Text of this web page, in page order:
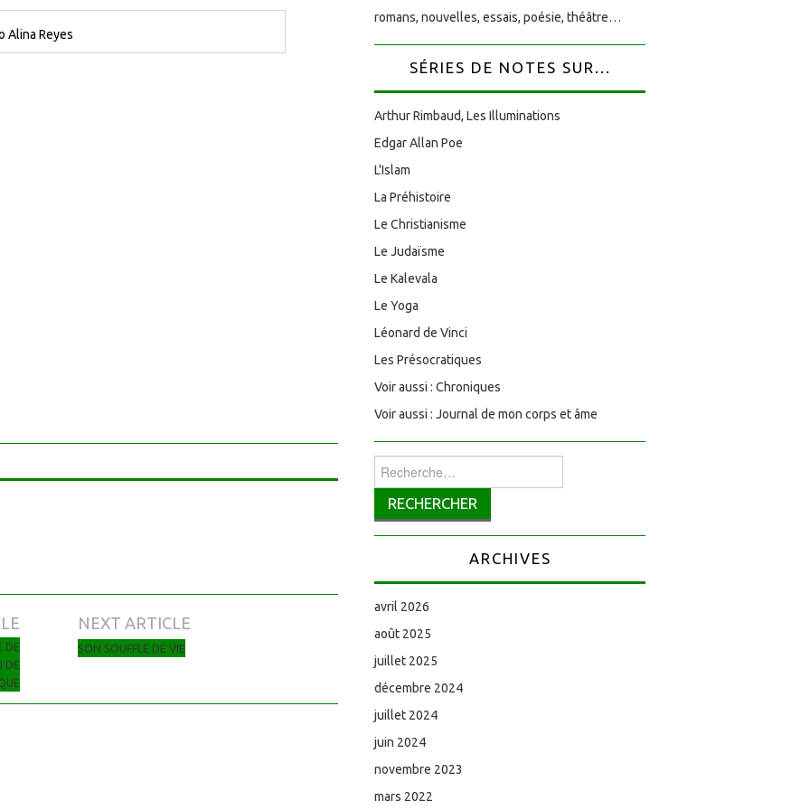
Alina Reyes
DE
DE
NEXT ARTICLE
SON SOUFFLE DE VIE
romans, nouvelles, essais, poésie, théâtre…
SÉRIES DE NOTES SUR...
Arthur Rimbaud, Les Illuminations
Edgar Allan Poe
L'Islam
La Préhistoire
Le Christianisme
Le Judaïsme
Le Kalevala
Le Yoga
Léonard de Vinci
Les Présocratiques
Voir aussi : Chroniques
Voir aussi : Journal de mon corps et âme
Rechercher :
ARCHIVES
avril 2026
août 2025
juillet 2025
décembre 2024
juillet 2024
juin 2024
novembre 2023
mars 2022